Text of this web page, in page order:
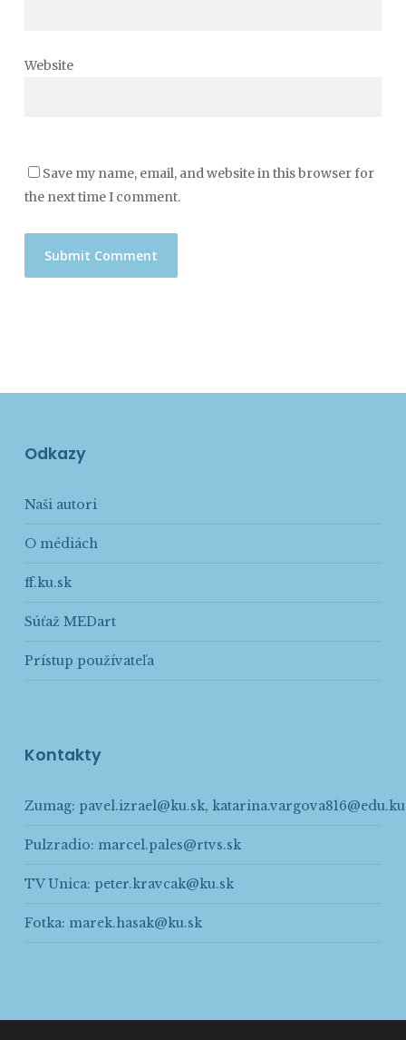
Website
Save my name, email, and website in this browser for
the next time I comment.
Odkazy
Naši autori
O médiách
ff.ku.sk
Súťaž MEDart
Prístup používateľa
Kontakty
Zumag: pavel.izrael@ku.sk,
Pulzradio: marcel.pales@rtvs.sk
TV Unica: peter.kravcak@ku.sk
Fotka: marek.hasak@ku.sk